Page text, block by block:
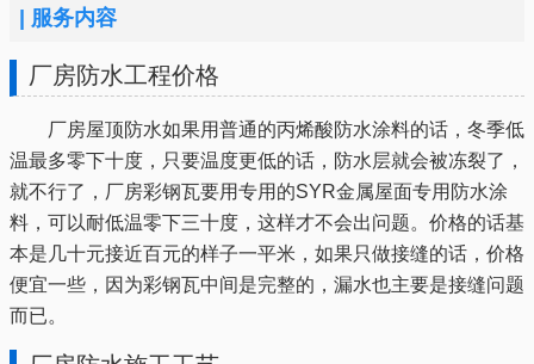
服务内容
厂房防水工程价格
厂房屋顶防水如果用普通的丙烯酸防水涂料的话，冬季低
温最多零下十度，只要温度更低的话，防水层就会被冻裂了，
就不行了，厂房彩钢瓦要用专用的SYR金属屋面专用防水涂
料，可以耐低温零下三十度，这样才不会出问题。价格的话基
本是几十元接近百元的样子一平米，如果只做接缝的话，价格
便宜一些，因为彩钢瓦中间是完整的，漏水也主要是接缝问题
而已。